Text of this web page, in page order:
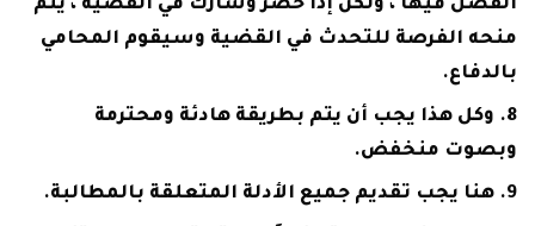
الفصل فيها ، ولكن إذا حضر وشارك في القضية ، يتم
منحه الفرصة للتحدث في القضية وسيقوم المحامي
بالدفاع.
وكل هذا يجب أن يتم بطريقة هادئة ومحترمة
وبصوت منخفض.
هنا يجب تقديم جميع الأدلة المتعلقة بالمطالبة.